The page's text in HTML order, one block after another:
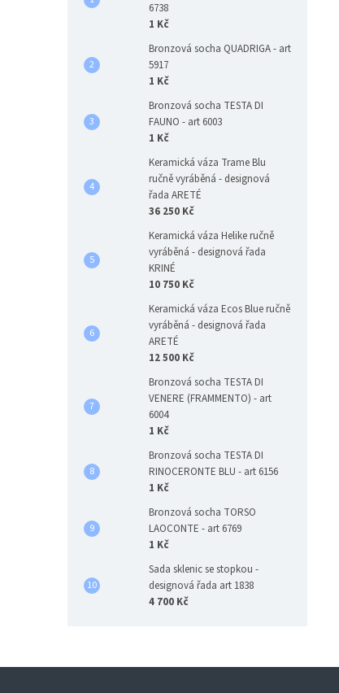
6738
1 Kč
Bronzová socha QUADRIGA - art
5917
1 Kč
Bronzová socha TESTA DI
FAUNO - art 6003
1 Kč
Keramická váza Trame Blu
ručně vyráběná - designová
řada ARETÉ
36 250 Kč
Keramická váza Helike ručně
vyráběná - designová řada
KRINÉ
10 750 Kč
Keramická váza Ecos Blue ručně
vyráběná - designová řada
ARETÉ
12 500 Kč
Bronzová socha TESTA DI
VENERE (FRAMMENTO) - art
6004
1 Kč
Bronzová socha TESTA DI
RINOCERONTE BLU - art 6156
1 Kč
Bronzová socha TORSO
LAOCONTE - art 6769
1 Kč
Sada sklenic se stopkou -
designová řada art 1838
4 700 Kč